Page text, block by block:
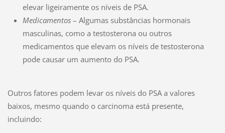
elevar ligeiramente os níveis de PSA.
Medicamentos– Algumas substâncias hormonais
masculinas, como a testosterona ou outros
medicamentos que elevam os níveis de testosterona
pode causar um aumento do PSA.
Outros fatores podem levar os níveis do PSA a valores
baixos, mesmo quando o carcinoma está presente,
incluindo: